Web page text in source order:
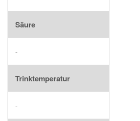
Säure
-
Trinktemperatur
-